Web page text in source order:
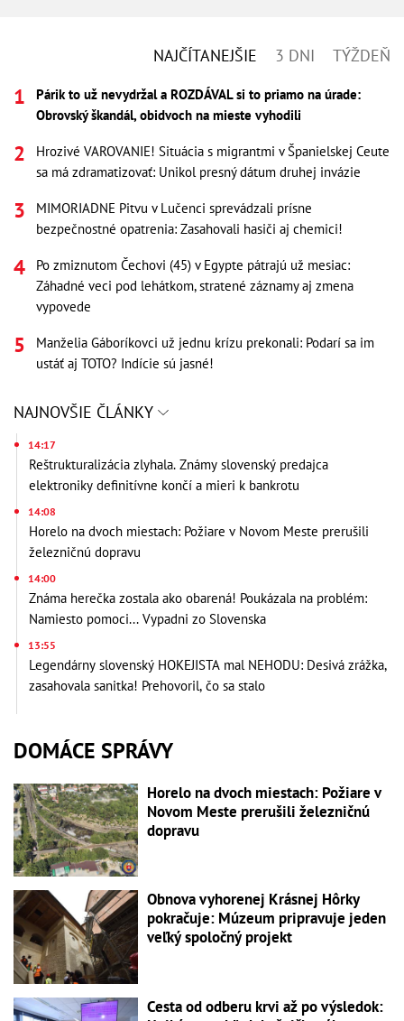
NAJČÍTANEJŠIE 3 DNI TÝŽDEŇ
Párik to už nevydržal a ROZDÁVAL si to priamo na úrade:
Obrovský škandál, obidvoch na mieste vyhodili
Hrozivé VAROVANIE! Situácia s migrantmi v Španielskej Ceute
sa má zdramatizovať: Unikol presný dátum druhej invázie
MIMORIADNE Pitvu v Lučenci sprevádzali prísne
bezpečnostné opatrenia: Zasahovali hasiči aj chemici!
Po zmiznutom Čechovi (45) v Egypte pátrajú už mesiac:
Záhadné veci pod lehátkom, stratené záznamy aj zmena
vypovede
Manželia Gáboríkovci už jednu krízu prekonali: Podarí sa im
ustáť aj TOTO? Indície sú jasné!
NAJNOVŠIE ČLÁNKY
14:17
Reštrukturalizácia zlyhala. Známy slovenský predajca
elektroniky definitívne končí a mieri k bankrotu
14:08
Horelo na dvoch miestach: Požiare v Novom Meste prerušili
železničnú dopravu
14:00
Známa herečka zostala ako obarená! Poukázala na problém:
Namiesto pomoci... Vypadni zo Slovenska
13:55
Legendárny slovenský HOKEJISTA mal NEHODU: Desivá zrážka,
zasahovala sanitka! Prehovoril, čo sa stalo
DOMÁCE SPRÁVY
Horelo na dvoch miestach: Požiare v
Novom Meste prerušili železničnú
dopravu
Obnova vyhorenej Krásnej Hôrky
pokračuje: Múzeum pripravuje jeden
veľký spoločný projekt
Cesta od odberu krvi až po výsledok: